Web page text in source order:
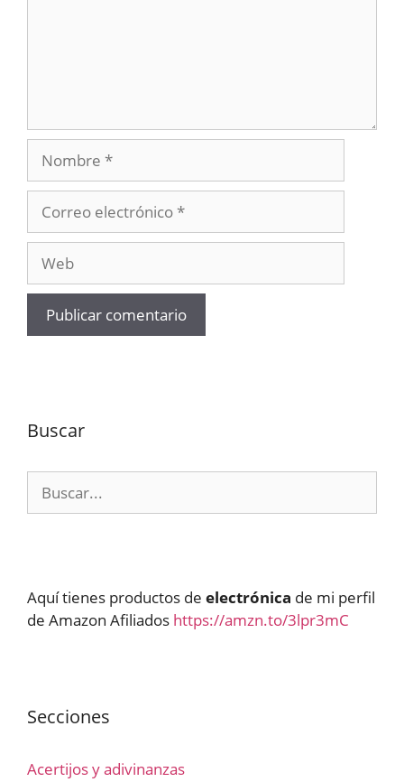
Nombre
electrónico
Buscar
Aquí tienes productos de electrónica de mi perfil
de Amazon Afiliados https://amzn.to/3lpr3mC
Secciones
Acertijos y adivinanzas